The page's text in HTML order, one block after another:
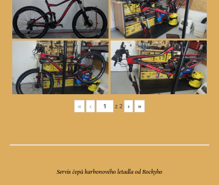
« ‹ z2 › »
Servis čepů karbonového letadla od Rockyho